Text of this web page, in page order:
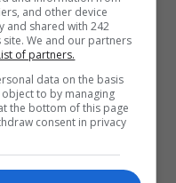
and other device
and shared with 242
We and our partners
of partners.
data on the basis
to by managing
the bottom of this page
consent in privacy